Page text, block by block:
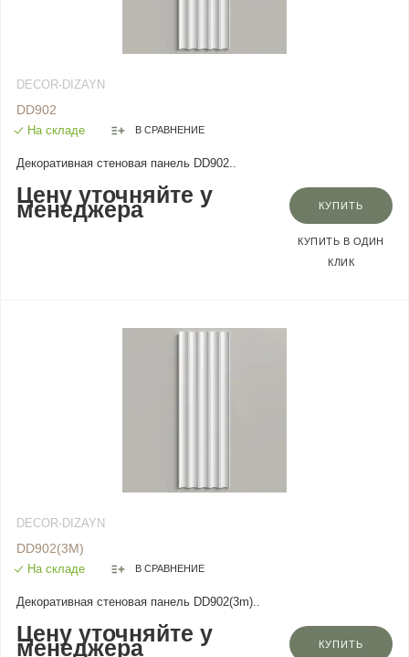
DECOR-DIZAYN
DD902
На складе В СРАВНЕНИЕ
Декоративная стеновая панель DD902..
Цену уточняйте у
менеджера КУПИТЬ
КУПИТЬ В ОДИН
КЛИК
DECOR-DIZAYN
DD902(3M)
На складе В СРАВНЕНИЕ
Декоративная стеновая панель DD902(3m)..
Цену уточняйте у
менеджера КУПИТЬ